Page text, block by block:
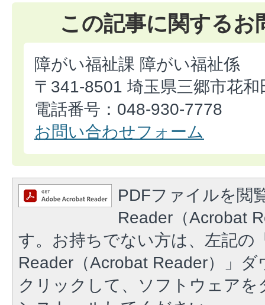
この記事に関するお
障がい福祉課 障がい福祉係
〒341-8501 埼玉県三郷市花
電話番号：048-930-7778
お問い合わせフォーム
PDFファイルを閲
Reader（Acrobat
す。お持ちでない方は、左記の
Reader（Acrobat Reader）」
クリックして、ソフトウェア